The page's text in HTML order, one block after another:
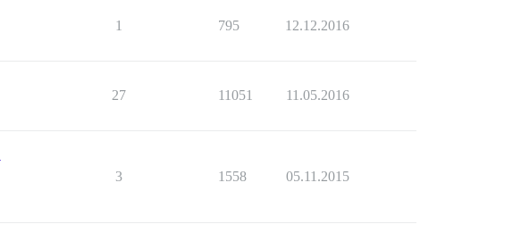
1 795 12.12.2016
27 11051 11.05.2016
3 1558 05.11.2015